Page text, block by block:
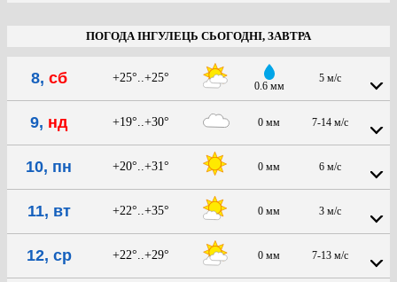
ПОГОДА ІНГУЛЕЦЬ СЬОГОДНІ, ЗАВТРА
8, сб +25°..+25°
0.6 мм
5 м/с
9, нд +19°..+30° 0 мм 7-14 м/с
10, пн +20°..+31° 0 мм 6 м/с
11, вт +22°..+35° 0 мм 3 м/с
12, ср +22°..+29° 0 мм 7-13 м/с